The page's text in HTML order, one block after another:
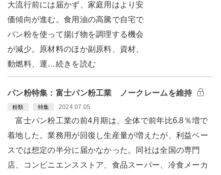
大流行前には届かず、家庭用はより安
価傾向が進む。食用油の高騰で自宅で
パン粉を使って揚げ物を調理する機会
が減少。原材料のほか副原料、資材、
動燃料、運…続きを読む
パン粉特集：富士パン粉工業 ノークレームを維持
粉類 特集 2024.07.05
富士パン粉工業の前4月期は、全体で前年比6.8％増で
着地した。業務用が回復し生産量が増えたが、利益ベー
スでは想定の半分に届かなかった。同社は全国の専門
店、コンビニエンスストア、食品スーパー、冷食メーカ